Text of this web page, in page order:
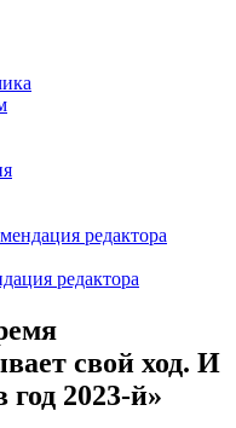
редактора
редактора
свой ход. И
2023-й»